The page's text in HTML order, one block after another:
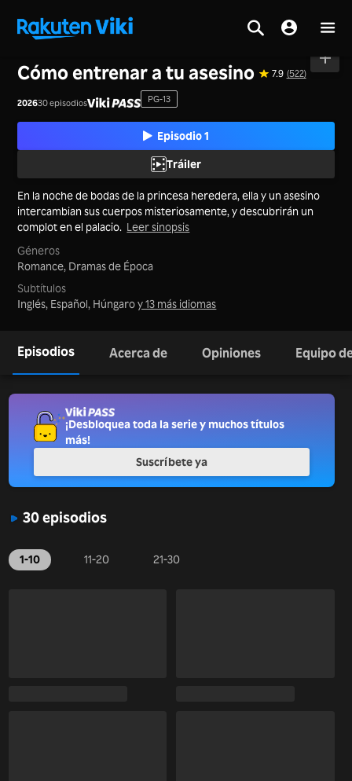
Cómo entrenar a tu asesino 7.9 (522)
202630 episodios PG-13
Episodio 1
Tráiler
En la noche de bodas de la princesa heredera, ella y un asesino
intercambian sus cuerpos misteriosamente, y descubrirán un
complot en el palacio. Leer sinopsis
Géneros
Romance, Dramas de Época
Subtítulos
Inglés, Español, Húngaroy 13 más idiomas
Episodios Acerca de Opiniones Equipo
30 episodios
1-10 11-20 21-30
¡Desbloquea toda la serie y muchos títulos
más!
Suscríbete ya